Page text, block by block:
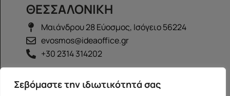
Σεβόμαστε την ιδιωτικότητά σας
ΘΕΣΣΑΛΟΝΙΚΗ
Μαιάνδρου 28 Εύοσμος, Ισόγειο 56224
evosmos@ideaoffice.gr
+30 2314 314202
ΙΩΑΝΝΙΝΑ